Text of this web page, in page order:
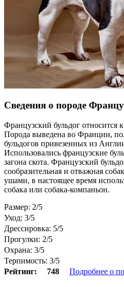
Сведения о породе
Французский бульдог относится
Порода выведена во Франции,
бульдогов привезенных из
Использовались французские
загона скота. Французский
сообразительная и отважная
ушами, в настоящее время
собака или собака-компаньон.
Размер: 2/5
Уход: 3/5
Дрессировка: 5/5
Прогулки: 2/5
Охрана: 3/5
Терпимость: 3/5
Рейтинг:
748 Подробнее о